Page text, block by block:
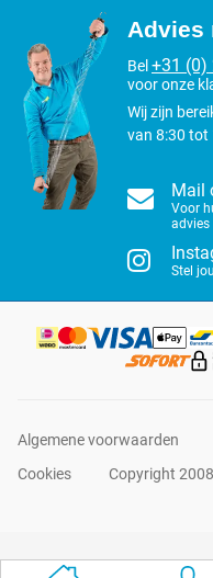
Advies
Bel +31 (0)
voor onze
Wij zijn
van 8:30 tot
Mail
Voor
advies
Stel
Algemene voorwaarden
Cookies
Copyright